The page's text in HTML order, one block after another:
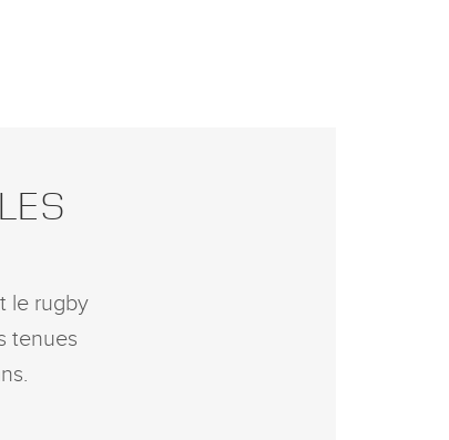
le rugby
tenues